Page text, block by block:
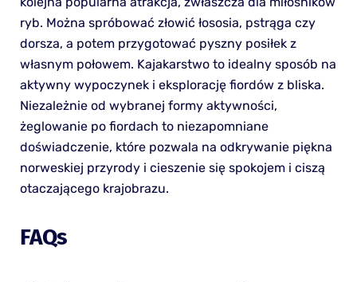
ryb. Można spróbować złowić łososia, pstrąga czy
dorsza, a potem przygotować pyszny posiłek z
własnym połowem. Kajakarstwo to idealny sposób na
aktywny wypoczynek i eksplorację fiordów z bliska.
Niezależnie od wybranej formy aktywności,
żeglowanie po fiordach to niezapomniane
doświadczenie, które pozwala na odkrywanie piękna
norweskiej przyrody i cieszenie się spokojem i ciszą
otaczającego krajobrazu.
FAQs